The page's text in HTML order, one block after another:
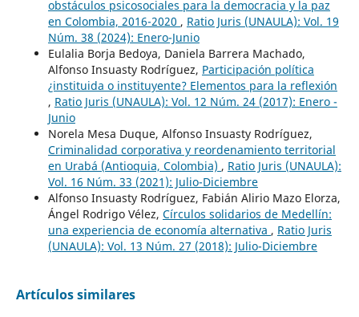
obstáculos psicosociales para la democracia y la paz
en Colombia, 2016-2020 , Ratio Juris (UNAULA): Vol. 19
Núm. 38 (2024): Enero-Junio
Eulalia Borja Bedoya, Daniela Barrera Machado,
Alfonso Insuasty Rodríguez, Participación política
¿instituida o instituyente? Elementos para la reflexión
, Ratio Juris (UNAULA): Vol. 12 Núm. 24 (2017): Enero -
Junio
Norela Mesa Duque, Alfonso Insuasty Rodríguez,
Criminalidad corporativa y reordenamiento territorial
en Urabá (Antioquia, Colombia) , Ratio Juris (UNAULA):
Vol. 16 Núm. 33 (2021): Julio-Diciembre
Alfonso Insuasty Rodríguez, Fabián Alirio Mazo Elorza,
Ángel Rodrigo Vélez, Círculos solidarios de Medellín:
una experiencia de economía alternativa , Ratio Juris
(UNAULA): Vol. 13 Núm. 27 (2018): Julio-Diciembre
Artículos similares